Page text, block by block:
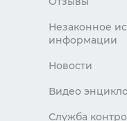
Незаконное
информации
Новости
Видео
Служба